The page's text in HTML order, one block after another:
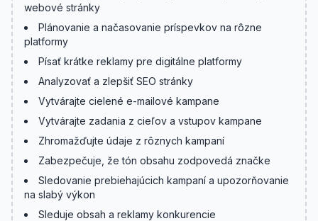
webové stránky
Plánovanie a načasovanie príspevkov na rôzne
platformy
Písať krátke reklamy pre digitálne platformy
Analyzovať a zlepšiť SEO stránky
Vytvárajte cielené e-mailové kampane
Vytvárajte zadania z cieľov a vstupov kampane
Zhromažďujte údaje z rôznych kampaní
Zabezpečuje, že tón obsahu zodpovedá značke
Sledovanie prebiehajúcich kampaní a upozorňovanie
na slabý výkon
Sleduje obsah a reklamy konkurencie